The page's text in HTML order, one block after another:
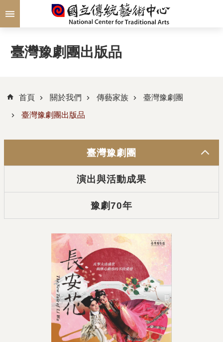
跳到主要內容區塊
臺灣豫劇團出版品
首頁 關於我們 傳藝家族 臺灣豫劇團
臺灣豫劇團出版品
臺灣豫劇團
演出與活動成果
豫劇70年